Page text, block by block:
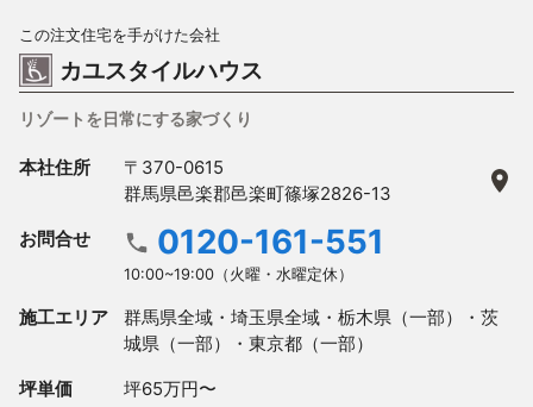
この注文住宅を手がけた会社
カユスタイルハウス
リゾートを日常にする家づくり
本社住所
〒370-0615
群馬県邑楽郡邑楽町篠塚2826-13
お問合せ 0120-161-551
10:00~19:00（火曜・水曜定休）
施工エリア
群馬県全域・埼玉県全域・栃木県（一部）・茨
城県（一部）・東京都（一部）
坪単価 坪65万円〜